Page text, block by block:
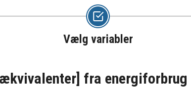
Vælg variabler
fra energiforbrug